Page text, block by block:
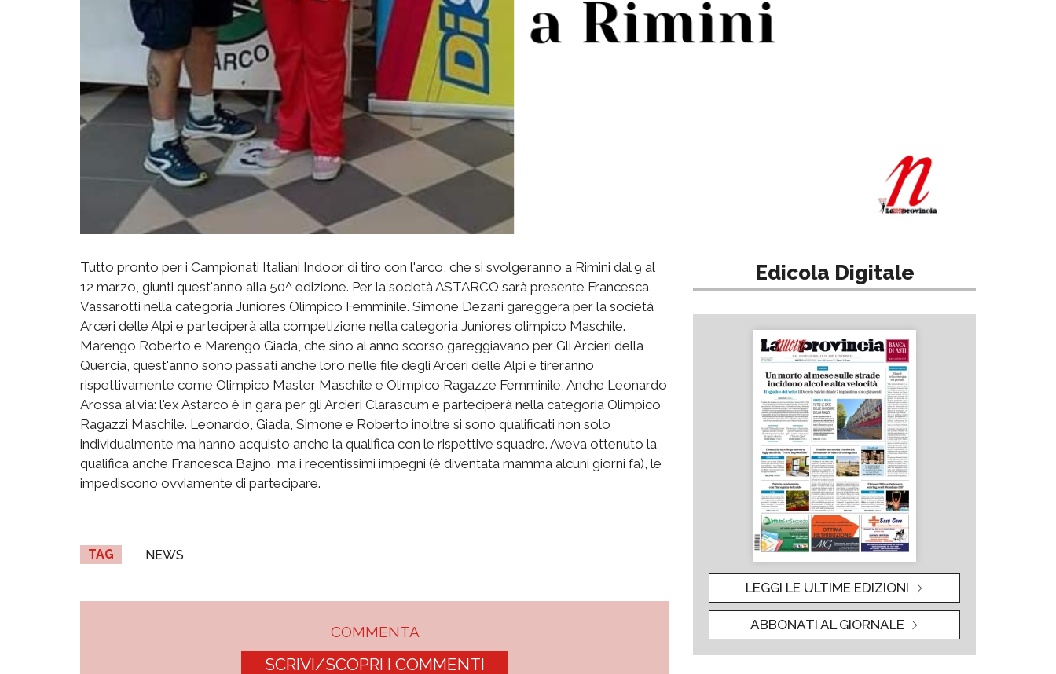
Tutto pronto per i Campionati Italiani Indoor di tiro con l'arco, che si svolgeranno a Rimini dal 9 al
12 marzo, giunti quest'anno alla 50^ edizione. Per la società ASTARCO sarà presente Francesca
Vassarotti nella categoria Juniores Olimpico Femminile. Simone Dezani gareggerà per la società
Arceri delle Alpi e parteciperà alla competizione nella categoria Juniores olimpico Maschile.
Marengo Roberto e Marengo Giada, che sino al anno scorso gareggiavano per Gli Arcieri della
Quercia, quest'anno sono passati anche loro nelle file degli Arceri delle Alpi e tireranno
rispettivamente come Olimpico Master Maschile e Olimpico Ragazze Femminile, Anche Leonardo
Arossa al via: l'ex Astarco è in gara per gli Arcieri Clarascum e parteciperà nella categoria Olimpico
Ragazzi Maschile. Leonardo, Giada, Simone e Roberto inoltre si sono qualificati non solo
individualmente ma hanno acquisto anche la qualifica con le rispettive squadre. Aveva ottenuto la
qualifica anche Francesca Bajno, ma i recentissimi impegni (è diventata mamma alcuni giorni fa), le
impediscono ovviamente di partecipare.
TAG NEWS
COMMENTA
SCRIVI/SCOPRI I COMMENTI
Edicola Digitale
LEGGI LE ULTIME EDIZIONI
ABBONATI AL GIORNALE